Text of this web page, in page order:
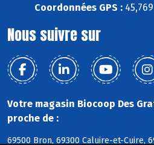
Coordonnées GPS :
Nous suivre sur
Votre magasin Biocoop Des
proche de :
69500 Bron, 69300 Caluire-et-Cuire,